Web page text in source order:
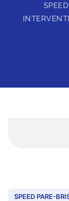
SPEED PARE-